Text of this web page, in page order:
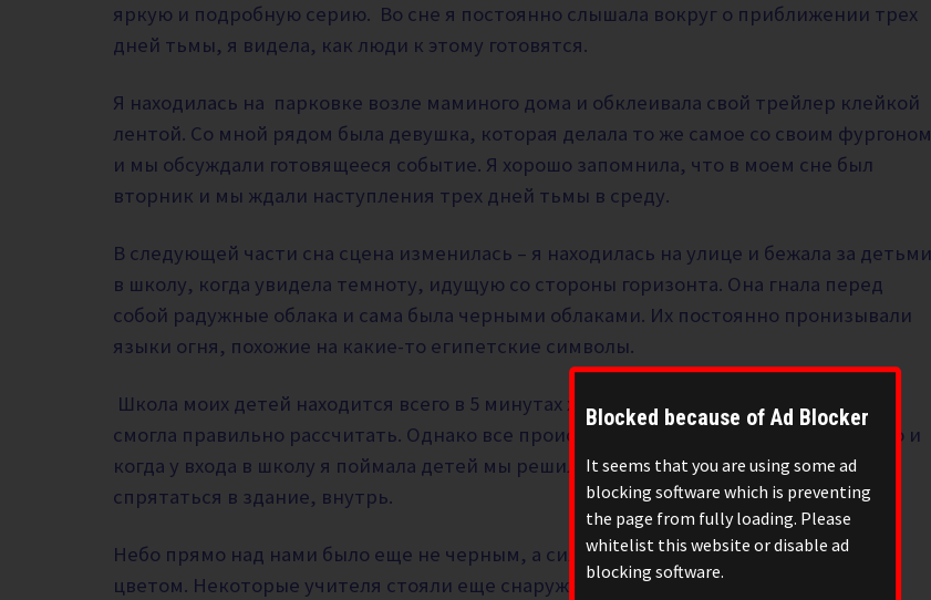
Blocked because of Ad Blocker
It seems that you are using some ad
blocking software which is preventing
the page from fully loading. Please
whitelist this website or disable ad
blocking software.
яркую и подробную серию. Во сне я постоянно слышала вокруг о приближении трех
дней тьмы, я видела, как люди к этому готовятся.
Я находилась на парковке возле маминого дома и обклеивала свой трейлер клейкой
лентой. Со мной рядом была девушка, которая делала то же самое со своим фургоном
и мы обсуждали готовящееся событие. Я хорошо запомнила, что в моем сне был
вторник и мы ждали наступления трех дней тьмы в среду.
В следующей части сна сцена изменилась – я находилась на улице и бежала за детьми
в школу, когда увидела темноту, идущую со стороны горизонта. Она гнала перед
собой радужные облака и сама была черными облаками. Их постоянно пронизывали
языки огня, похожие на какие-то египетские символы.
Школа моих детей находится всего в 5 минутах ходьбы и мне казалось, что я все
смогла правильно рассчитать. Однако все происходило как-то неожиданно быстро и
когда у входа в школу я поймала детей мы решили не бежать назад на стоянку, а
спрятаться в здание, внутрь.
Небо прямо над нами было еще не черным, а сияло каким-то красивым неоновым
цветом. Некоторые учителя стояли еще снаружи и смотрели на множество НЛО,